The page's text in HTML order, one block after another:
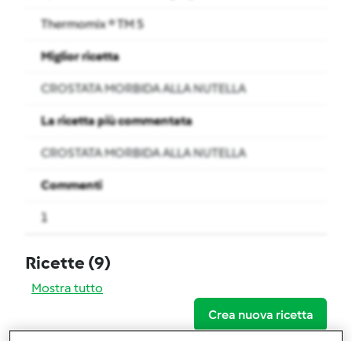
Thermomix ® TM 5
Miglior ricetta
CROSTATA MORBIDA ALLA NUTELLA
La ricetta più commentata
CROSTATA MORBIDA ALLA NUTELLA
Commenti
1
Ricette (9)
Mostra tutto
Crea nuova ricetta